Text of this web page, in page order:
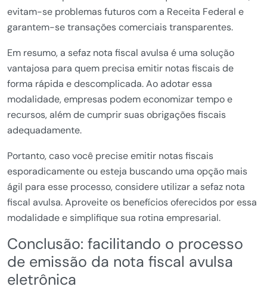
evitam-se problemas futuros com a Receita Federal e
garantem-se transações comerciais transparentes.
Em resumo, a sefaz nota fiscal avulsa é uma solução
vantajosa para quem precisa emitir notas fiscais de
forma rápida e descomplicada. Ao adotar essa
modalidade, empresas podem economizar tempo e
recursos, além de cumprir suas obrigações fiscais
adequadamente.
Portanto, caso você precise emitir notas fiscais
esporadicamente ou esteja buscando uma opção mais
ágil para esse processo, considere utilizar a sefaz nota
fiscal avulsa. Aproveite os benefícios oferecidos por essa
modalidade e simplifique sua rotina empresarial.
Conclusão: facilitando o processo
de emissão da nota fiscal avulsa
eletrônica